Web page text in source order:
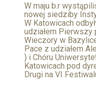
W maju b.r
nowej siedziby
W Katowicach
udziałem
Wieczory w
Pace z udziałem
) i Chóru
Katowicach pod
Drugi na VI